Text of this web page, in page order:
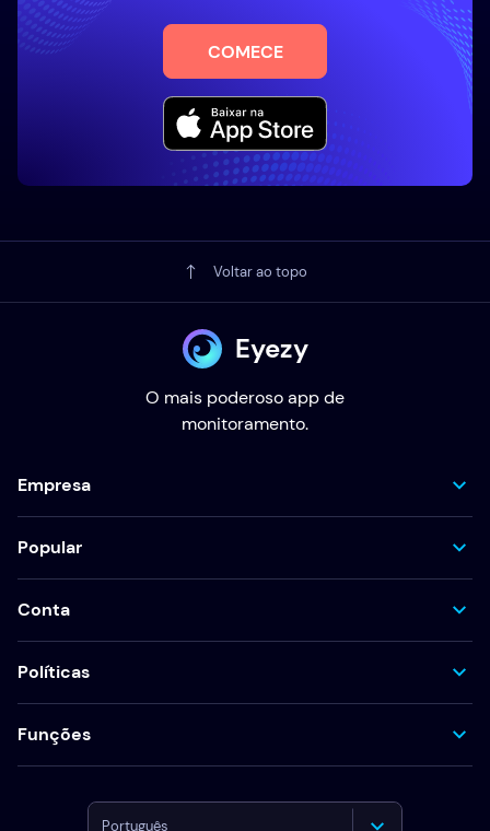
COMECE
Voltar ao topo
Eyezy
O mais poderoso app de
monitoramento.
Empresa
Popular
Conta
Políticas
Funções
Português